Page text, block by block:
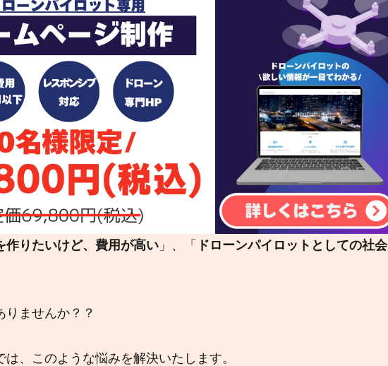
作りたいけど、費用が高い 」、「 ドローンパイロットとしての社会
りませんか？？
は、このような悩みを解決いたします。